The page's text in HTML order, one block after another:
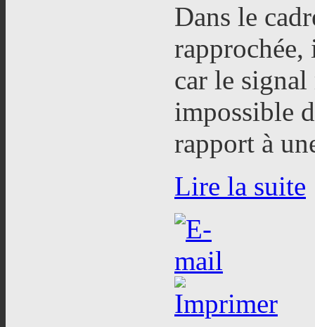
Dans le
rapprochée,
car le
impossible
rapport à
Lire la suite